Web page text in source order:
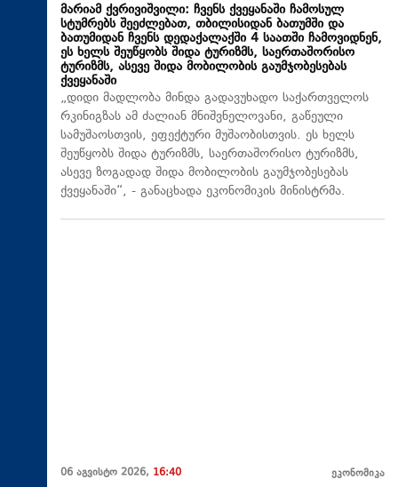
მარიამ ქვრივიშვილი: ჩვენს ქვეყანაში ჩამოსულ
სტუმრებს შეეძლებათ, თბილისიდან ბათუმში და
ბათუმიდან ჩვენს დედაქალაქში 4 საათში ჩამოვიდნენ,
ეს ხელს შეუწყობს შიდა ტურიზმს, საერთაშორისო
ტურიზმს, ასევე შიდა მობილობის გაუმჯობესებას
ქვეყანაში
„დიდი მადლობა მინდა გადავუხადო საქართველოს
რკინიგზას ამ ძალიან მნიშვნელოვანი, გაწეული
სამუშაოსთვის, ეფექტური მუშაობისთვის. ეს ხელს
შეუწყობს შიდა ტურიზმს, საერთაშორისო ტურიზმს,
ასევე ზოგადად შიდა მობილობის გაუმჯობესებას
ქვეყანაში“, - განაცხადა ეკონომიკის მინისტრმა.
06 აგვისტო 2026, 16:40 ეკონომიკა